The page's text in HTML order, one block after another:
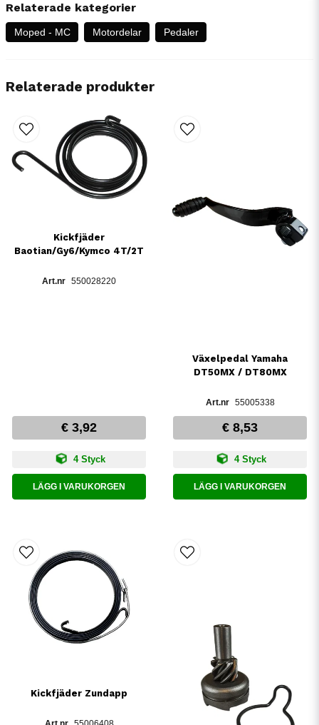
Relaterade kategorier
Moped - MC Motordelar Pedaler
Relaterade produkter
Kickfjäder
Baotian/Gy6/Kymco 4T/2T
550028220
€ 3,92
4 Styck
LÄGG I VARUKORGEN
Växelpedal Yamaha
DT50MX / DT80MX
55005338
€ 8,53
4 Styck
LÄGG I VARUKORGEN
Kickfjäder Zundapp